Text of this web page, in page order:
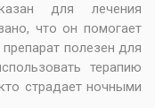
для лечения
что он помогает
полезен для
терапию
страдает ночными